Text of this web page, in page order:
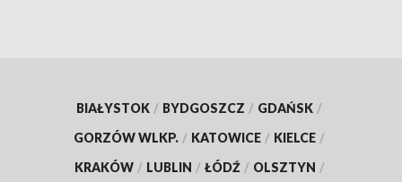
BIAŁYSTOK / BYDGOSZCZ / GDAŃSK /
GORZÓW WLKP. / KATOWICE / KIELCE /
KRAKÓW / LUBLIN / ŁÓDŹ / OLSZTYN /